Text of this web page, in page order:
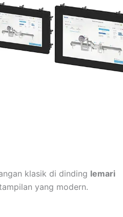
klasik di dinding lemari
yang modern.